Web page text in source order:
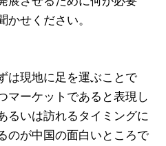
かせください。
は現地に足を運ぶことで
マーケットであると表現し
るいは訪れるタイミングに
のが中国の面白いところで